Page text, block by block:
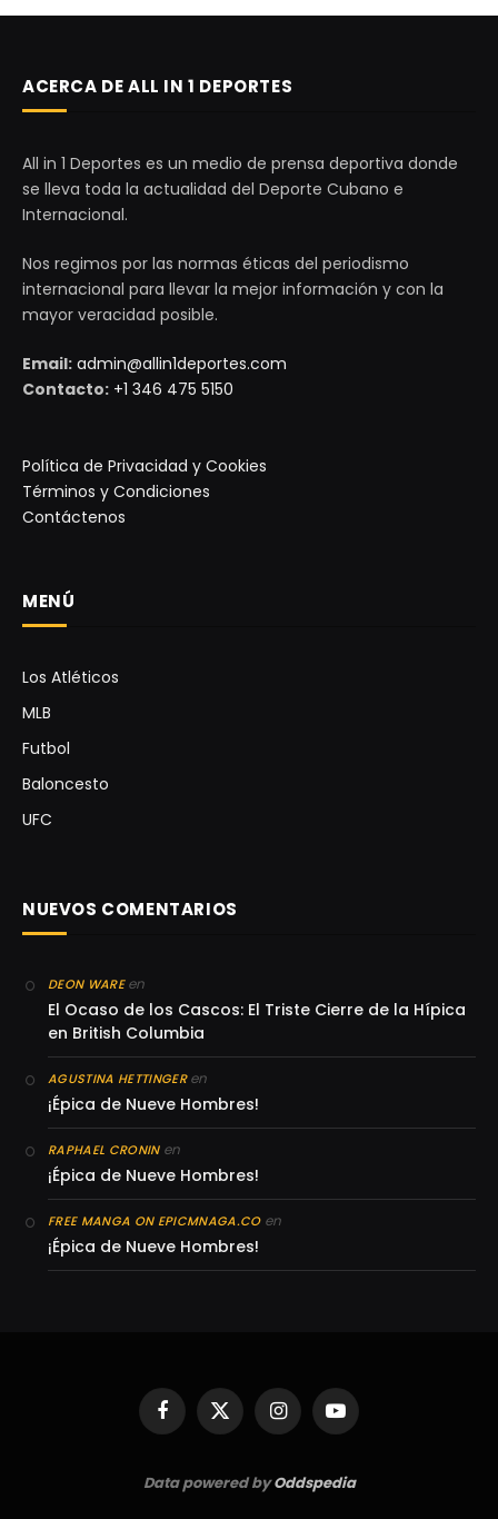
ACERCA DE ALL IN 1 DEPORTES
All in 1 Deportes es un medio de prensa deportiva donde
se lleva toda la actualidad del Deporte Cubano e
Internacional.
Nos regimos por las normas éticas del periodismo
internacional para llevar la mejor información y con la
mayor veracidad posible.
Email: admin@allin1deportes.com
Contacto: +1 346 475 5150
Política de Privacidad y Cookies
Términos y Condiciones
Contáctenos
MENÚ
Los Atléticos
MLB
Futbol
Baloncesto
UFC
NUEVOS COMENTARIOS
DEON WAREen
El Ocaso de los Cascos: El Triste Cierre de la Hípica
en British Columbia
AGUSTINA HETTINGERen
¡Épica de Nueve Hombres!
RAPHAEL CRONINen
¡Épica de Nueve Hombres!
FREE MANGA ON EPICMNAGA.COen
¡Épica de Nueve Hombres!
Facebook
X
(Twitter)
InstagramYouTube
Data powered byOddspedia